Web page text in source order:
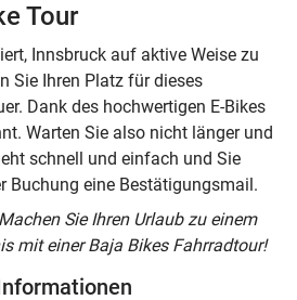
Tour
Innsbruck auf aktive Weise zu
Sie Ihren Platz für dieses
Dank des hochwertigen E-Bikes
Warten Sie also nicht länger und
schnell und einfach und Sie
Buchung eine Bestätigungsmail.
Sie Ihren Urlaub zu einem
mit einer Baja Bikes Fahrradtour!